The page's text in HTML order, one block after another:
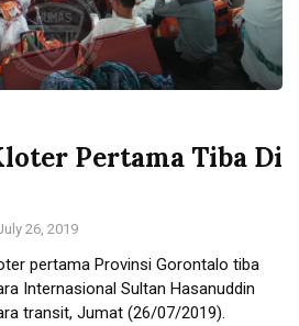
Pertama Tiba Di
26, 2019
pertama Provinsi Gorontalo tiba
Internasional Sultan Hasanuddin
transit, Jumat (26/07/2019).